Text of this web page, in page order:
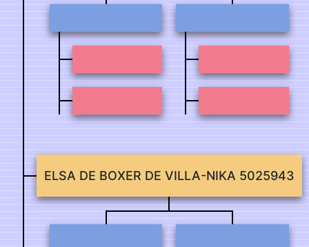
ELSA DE BOXER DE VILLA-NIKA 5025943